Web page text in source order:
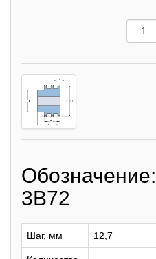
3B72
Шаг, мм 12,7